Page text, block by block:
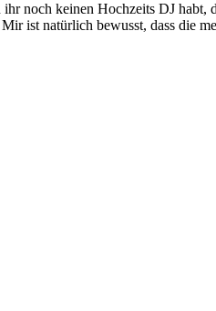
noch keinen Hochzeits DJ
ist natürlich bewusst, dass die